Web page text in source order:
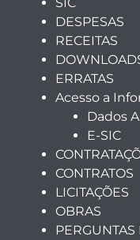
SIC
DESPESAS
RECEITAS
ERRATAS
Acesso a
Dados
E-SIC
CONTRATOS
LICITAÇÕES
OBRAS